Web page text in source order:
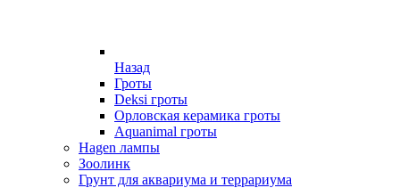
Назад
Гроты
Deksi гроты
Орловская керамика гроты
Aquanimal гроты
Hagen лампы
Зоолинк
Грунт для аквариума и террариума